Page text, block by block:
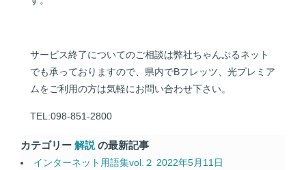
サービス終了についてのご相談は弊社ちゃんぷるネット
でも承っておりますので、県内でBフレッツ、光プレミア
ムをご利用の方は気軽にお問い合わせ下さい。
TEL:098-851-2800
カテゴリー 解説 の最新記事
インターネット用語集vol.２ 2022年5月11日